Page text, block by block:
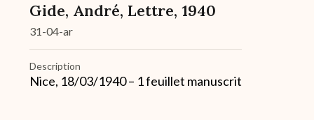
Gide, André, Lettre, 1940
31-04-ar
Description
Nice, 18/03/1940 – 1 feuillet manuscrit